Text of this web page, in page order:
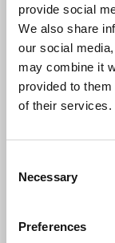
provide social
We also share
our social
may combine it
provided to
of their services.
Selection
Necessary
Preferences